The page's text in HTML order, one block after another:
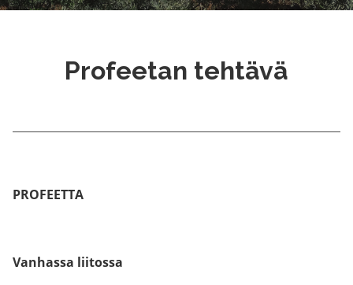
Profeetan tehtävä
PROFEETTA
Vanhassa liitossa